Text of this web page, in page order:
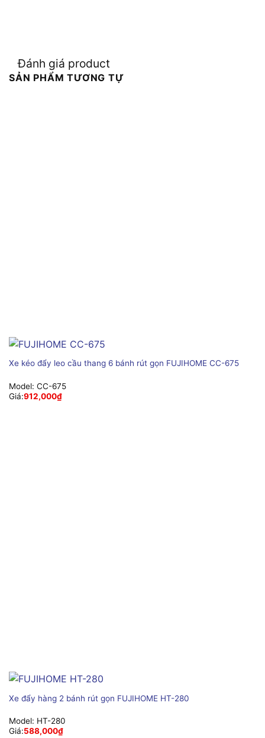
Đánh giá product
SẢN PHẨM TƯƠNG TỰ
Xe kéo đẩy leo cầu thang 6 bánh rút gọn FUJIHOME CC-675
Model: CC-675
Giá:912,000₫
Xe đẩy hàng 2 bánh rút gọn FUJIHOME HT-280
Model: HT-280
Giá:588,000₫